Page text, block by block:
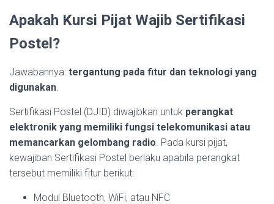
Apakah Kursi Pijat Wajib Sertifikasi
Postel?
Jawabannya: tergantung pada fitur dan teknologi yang
digunakan.
Sertifikasi Postel (DJID) diwajibkan untuk perangkat
elektronik yang memiliki fungsi telekomunikasi atau
memancarkan gelombang radio. Pada kursi pijat,
kewajiban Sertifikasi Postel berlaku apabila perangkat
tersebut memiliki fitur berikut:
Modul Bluetooth, WiFi, atau NFC